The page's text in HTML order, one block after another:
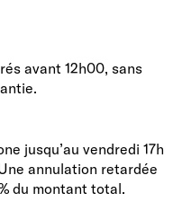
avant 12h00, sans
jusqu’au vendredi 17h
annulation retardée
du montant total.